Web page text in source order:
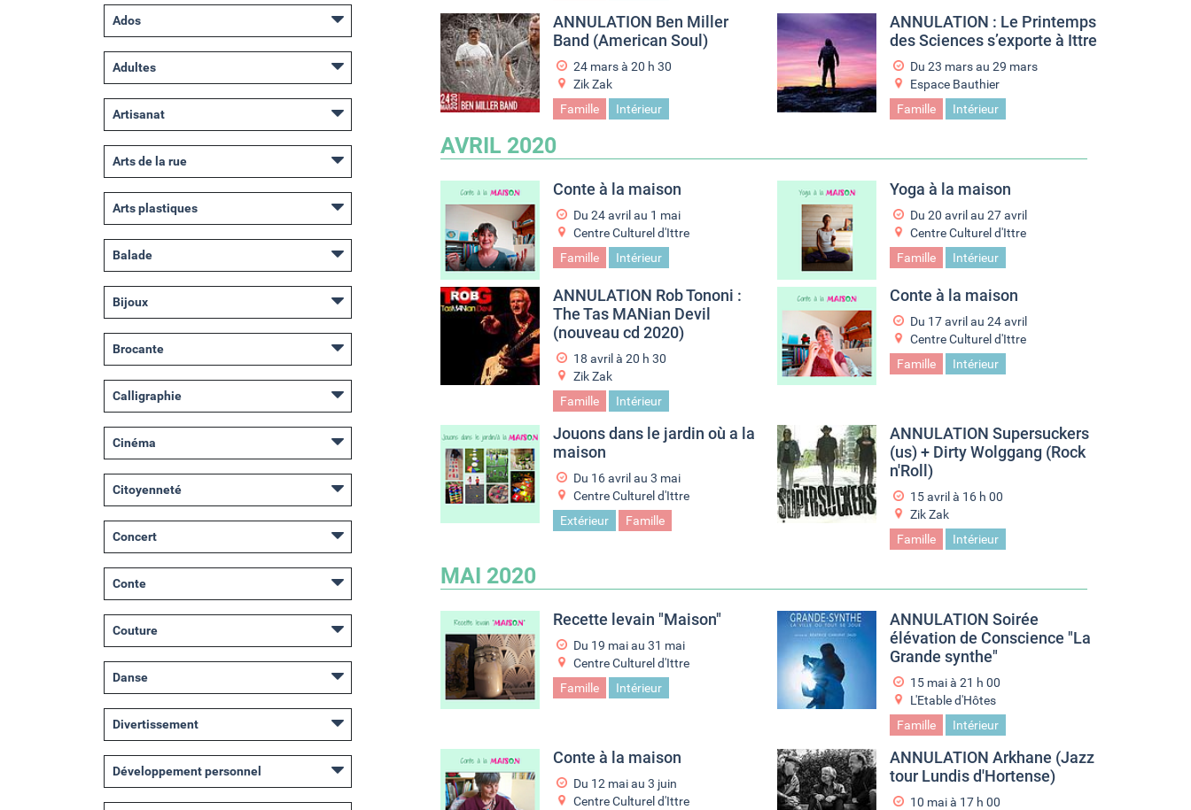
Ados
Adultes
Artisanat
Arts de la rue
Arts plastiques
Balade
Bijoux
Brocante
Calligraphie
Cinéma
Citoyenneté
Concert
Conte
Couture
Danse
Divertissement
Développement personnel
ANNULATION Ben Miller
Band (American Soul)
24 mars à 20 h 30
Zik Zak
Famille
Intérieur
ANNULATION : Le Printemps
des Sciences s’exporte à Ittre
Du 23 mars au 29 mars
Espace Bauthier
Famille
Intérieur
AVRIL 2020
Conte à la maison
Du 24 avril au 1 mai
Centre Culturel d'Ittre
Famille
Intérieur
Yoga à la maison
Du 20 avril au 27 avril
Centre Culturel d'Ittre
Famille
Intérieur
ANNULATION Rob Tononi :
The Tas MANian Devil
(nouveau cd 2020)
18 avril à 20 h 30
Zik Zak
Famille
Intérieur
Conte à la maison
Du 17 avril au 24 avril
Centre Culturel d'Ittre
Famille
Intérieur
Jouons dans le jardin où a la
maison
Du 16 avril au 3 mai
Centre Culturel d'Ittre
Extérieur
Famille
ANNULATION Supersuckers
(us) + Dirty Wolggang (Rock
n'Roll)
15 avril à 16 h 00
Zik Zak
Famille
Intérieur
MAI 2020
Recette levain "Maison"
Du 19 mai au 31 mai
Centre Culturel d'Ittre
Famille
Intérieur
ANNULATION Soirée
élévation de Conscience "La
Grande synthe"
15 mai à 21 h 00
L'Etable d'Hôtes
Famille
Intérieur
Conte à la maison
Du 12 mai au 3 juin
Centre Culturel d'Ittre
ANNULATION Arkhane (Jazz
tour Lundis d'Hortense)
10 mai à 17 h 00